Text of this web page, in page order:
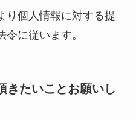
り個人情報に対する提
に従います。
きたいことお願いし